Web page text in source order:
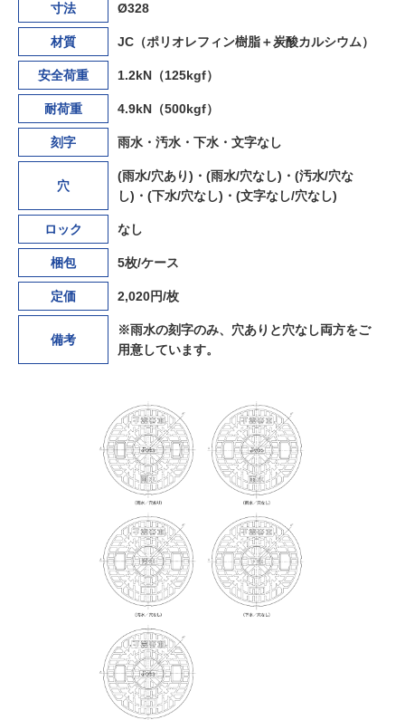
寸法 Ø328
材質 JC（ポリオレフィン樹脂＋炭酸カルシウム）
安全荷重 1.2kN（125kgf）
耐荷重 4.9kN（500kgf）
刻字 雨水・汚水・下水・文字なし
穴
(雨水/穴あり)・(雨水/穴なし)・(汚水/穴な
し)・ (下水/穴なし)・(文字なし/穴なし)
ロック なし
梱包 5枚/ケース
定価 2,020円/枚
備考
※雨水の刻字のみ、穴ありと穴なし両方をご
用意しています。